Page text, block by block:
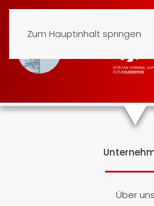
Zum Hauptinhalt springen
Über uns